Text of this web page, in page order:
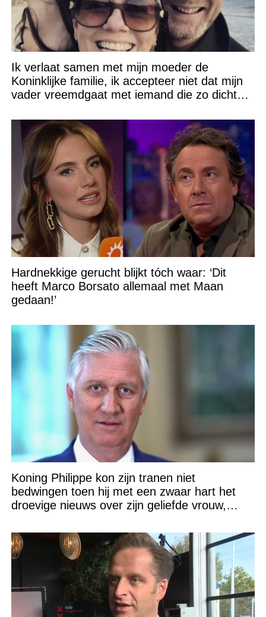
Ik verlaat samen met mijn moeder de
Koninklijke familie, ik accepteer niet dat mijn
vader vreemdgaat met iemand die zo dichtbij
Hardnekkige gerucht blijkt tóch waar: ‘Dit
heeft Marco Borsato allemaal met Maan
gedaan!’
Koning Philippe kon zijn tranen niet
bedwingen toen hij met een zwaar hart het
droevige nieuws over zijn geliefde vrouw,